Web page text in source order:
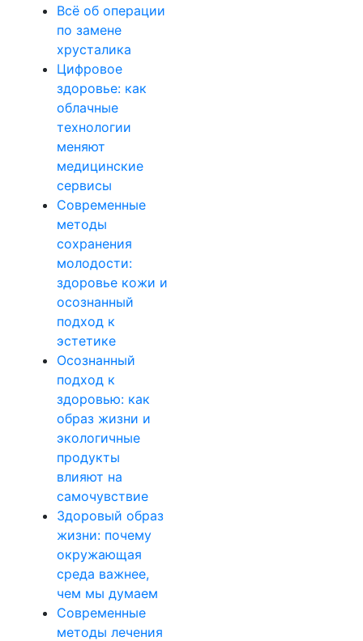
Всё об операции
по замене
хрусталика
Цифровое
здоровье: как
облачные
технологии
меняют
медицинские
сервисы
Современные
методы
сохранения
молодости:
здоровье кожи и
осознанный
подход к
эстетике
Осознанный
подход к
здоровью: как
образ жизни и
экологичные
продукты
влияют на
самочувствие
Здоровый образ
жизни: почему
окружающая
среда важнее,
чем мы думаем
Современные
методы лечения